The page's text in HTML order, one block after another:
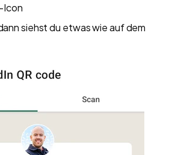
Icon
siehst du etwas wie auf dem